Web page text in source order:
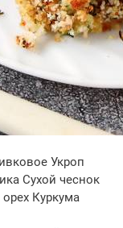
Укроп
Сухой чеснок
Куркума